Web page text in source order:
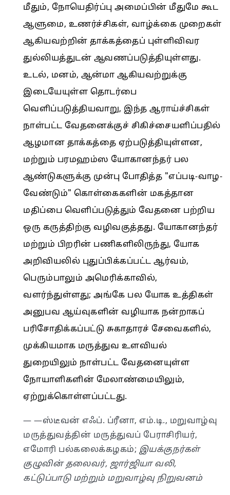
மீதும், நோயெதிர்ப்பு அமைப்பின் மீதுமே கூட
ஆளுமை, உணர்ச்சிகள், வாழ்க்கை முறைகள்
ஆகியவற்றின் தாக்கத்தைப் புள்ளிவிவர
துல்லியத்துடன் ஆவணப்படுத்தியுள்ளது.
உடல், மனம், ஆன்மா ஆகியவற்றுக்கு
இடையேயுள்ள தொடர்பை
வெளிப்படுத்தியவாறு, இந்த ஆராய்ச்சிகள்
நாள்பட்ட வேதனைக்குச் சிகிச்சையளிப்பதில்
ஆழமான தாக்கத்தை ஏற்படுத்தியுள்ளன,
மற்றும் பரமஹம்ஸ யோகானந்தர் பல
ஆண்டுகளுக்கு முன்பு போதித்த "எப்படி-வாழ-
வேண்டும்" கொள்கைகளின் மகத்தான
மதிப்பை வெளிப்படுத்தும் வேதனை பற்றிய
ஒரு கருத்திற்கு வழிவகுத்தது. யோகானந்தர்
மற்றும் பிறரின் பணிகளிலிருந்து, யோக
அறிவியலில் புதுப்பிக்கப்பட்ட ஆர்வம்,
பெரும்பாலும் அமெரிக்காவில்,
வளர்ந்துள்ளது; அங்கே பல யோக உத்திகள்
அனுபவ ஆய்வுகளின் வழியாக நன்றாகப்
பரிசோதிக்கப்பட்டு சுகாதாரச் சேவைகளில்,
முக்கியமாக மருத்துவ உளவியல்
துறையிலும் நாள்பட்ட வேதனையுள்ள
நோயாளிகளின் மேலாண்மையிலும்,
ஏற்றுக்கொள்ளப்பட்டது.
— —ஸ்டீவன் எஃப். ப்ரீனா, எம்.டி., மறுவாழ்வு
மருத்துவத்தின் மருத்துவப் பேராசிரியர்,
எமோரி பல்கலைக்கழகம்; இயக்குநர்கள்
குழுவின் தலைவர், ஜார்ஜியா வலி,
கட்டுப்பாடு மற்றும் மறுவாழ்வு நிறுவனம்